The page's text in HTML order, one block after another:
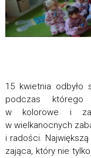
15 kwietnia odbyło
podczas
w kolorowe i
w wielkanocnych
i radości.
zająca, który nie